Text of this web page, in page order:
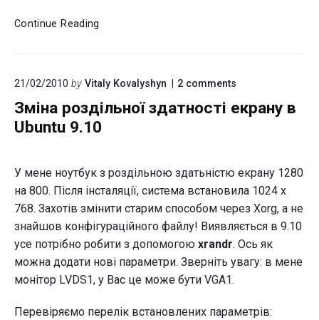
Continue Reading
21/02/2010 by Vitaly Kovalyshyn 2 comments
роздільної
здатності
9.10"
Зміна роздільної здатності екрану в
Ubuntu 9.10
У мене ноутбук з роздільною здатьністю екрану 1280
на 800. Після інсталяції, система встановила 1024 x
768. Захотів змінити старим способом через Xorg, а не
знайшов конфігураційного файлу! Виявляється в 9.10
усе потрібно робити з допомогою xrandr. Ось як
можна додати нові параметри. Зверніть увагу: в мене
монітор LVDS1, у Вас це може бути VGA1.
Перевіряємо перелік встановлених параметрів: